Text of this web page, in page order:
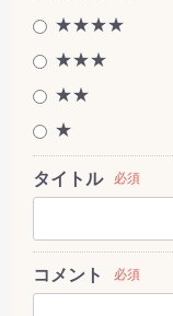
★★★★
★★★
★★
★
タイトル 必須
コメント 必須